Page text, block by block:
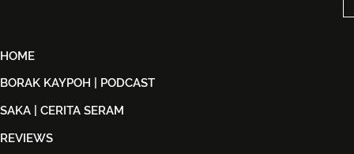
HOME
BORAK KAYPOH | PODCAST
SAKA | CERITA SERAM
REVIEWS